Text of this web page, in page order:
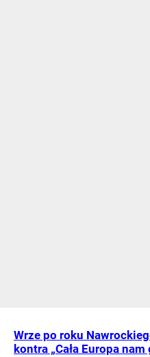
Wrze po roku
kontra „Cała Europa